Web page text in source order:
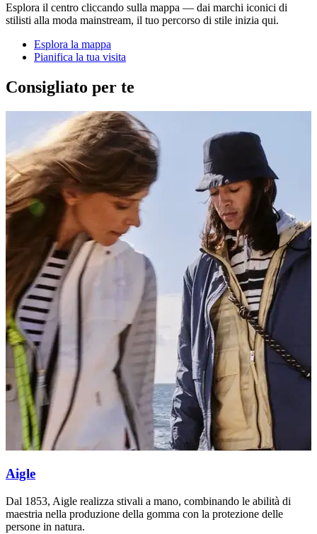
Esplora il centro cliccando sulla mappa — dai marchi iconici di
stilisti alla moda mainstream, il tuo percorso di stile inizia qui.
Esplora la mappa
Pianifica la tua visita
Consigliato per te
Aigle
Dal 1853, Aigle realizza stivali a mano, combinando le abilità di
maestria nella produzione della gomma con la protezione delle
persone in natura.